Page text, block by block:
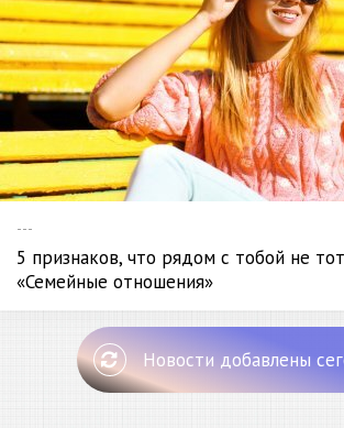
---
Секс после рождения ребенка:
можно - «
Беременность и роды»